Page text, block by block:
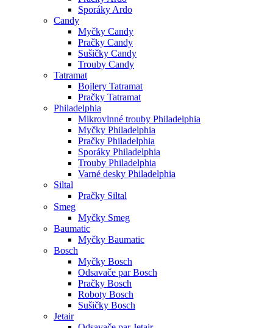
Sporáky Ardo
Candy
Myčky Candy
Pračky Candy
Sušičky Candy
Trouby Candy
Tatramat
Bojlery Tatramat
Pračky Tatramat
Philadelphia
Mikrovlnné trouby Philadelphia
Myčky Philadelphia
Pračky Philadelphia
Sporáky Philadelphia
Trouby Philadelphia
Varné desky Philadelphia
Siltal
Pračky Siltal
Smeg
Myčky Smeg
Baumatic
Myčky Baumatic
Bosch
Myčky Bosch
Odsavače par Bosch
Pračky Bosch
Roboty Bosch
Sušičky Bosch
Jetair